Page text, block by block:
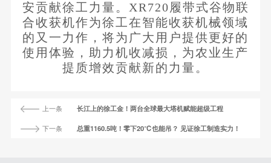
安贡献徐工力量。XR720履带式谷物联
合收获机作为徐工在智能收获机械领域
的又一力作，将为广大用户提供更好的
使用体验，助力机收减损，为农业生产
提质增效贡献新的力量。
上一条 长江上的徐工金！两台全球最大塔机赋能超级工程
下一条 总重1160.5吨！零下20℃也能吊？ 见证徐工制造实力！